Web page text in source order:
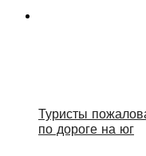
Туристы
по дороге на юг